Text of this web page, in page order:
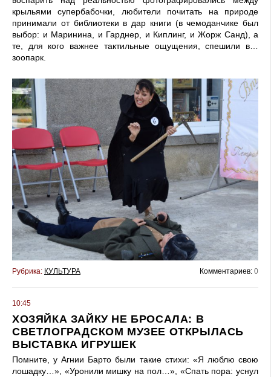
крыльями супербабочки, любители почитать на природе
принимали от библиотеки в дар книги (в чемоданчике был
выбор: и Маринина, и Гарднер, и Киплинг, и Жорж Санд), а
те, для кого важнее тактильные ощущения, спешили в…
зоопарк.
Рубрика: КУЛЬТУРА Комментариев: 0
10:45
ХОЗЯЙКА ЗАЙКУ НЕ БРОСАЛА: В
СВЕТЛОГРАДСКОМ МУЗЕЕ ОТКРЫЛАСЬ
ВЫСТАВКА ИГРУШЕК
Помните, у Агнии Барто были такие стихи: «Я люблю свою
лошадку…», «Уронили мишку на пол…», «Спать пора: уснул